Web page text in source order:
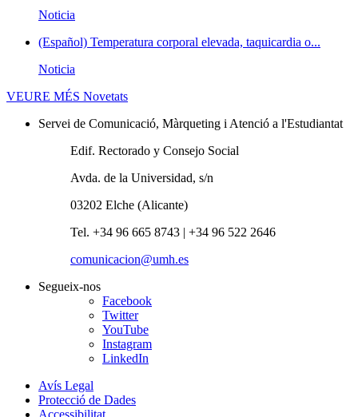
Noticia
(Español) Temperatura corporal elevada, taquicardia o...
Noticia
VEURE MÉS Novetats
Servei de Comunicació, Màrqueting i Atenció a l'Estudiantat
Edif. Rectorado y Consejo Social
Avda. de la Universidad, s/n
03202 Elche (Alicante)
Tel. +34 96 665 8743 | +34 96 522 2646
comunicacion@umh.es
Segueix-nos
Facebook
Twitter
YouTube
Instagram
LinkedIn
Avís Legal
Protecció de Dades